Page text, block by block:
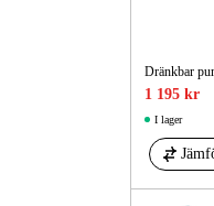
Dränkbar
1 195 kr
I lager